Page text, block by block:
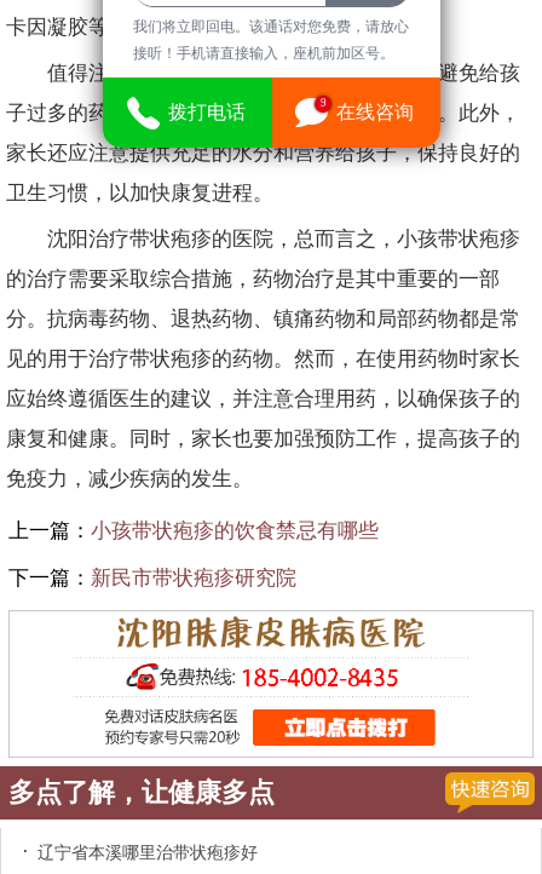
卡因凝胶等，来减轻疼痛感。
值得注意的是，在治疗带状疱疹时，家长应避免给孩
子过多的药物，并始终在医生的指导下使用药物。此外，
家长还应注意提供充足的水分和营养给孩子，保持良好的
卫生习惯，以加快康复进程。
沈阳治疗带状疱疹的医院，总而言之，小孩带状疱疹
的治疗需要采取综合措施，药物治疗是其中重要的一部
分。抗病毒药物、退热药物、镇痛药物和局部药物都是常
见的用于治疗带状疱疹的药物。然而，在使用药物时家长
应始终遵循医生的建议，并注意合理用药，以确保孩子的
康复和健康。同时，家长也要加强预防工作，提高孩子的
免疫力，减少疾病的发生。
上一篇： 小孩带状疱疹的饮食禁忌有哪些
下一篇： 新民市带状疱疹研究院
多点了解，让健康多点
· 辽宁省本溪哪里治带状疱疹好
我们将立即回电。该通话对您免费，请放心
接听！手机请直接输入，座机前加区号。
拨打电话 9 在线咨询